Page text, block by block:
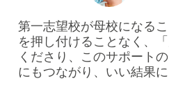
第一志望校が母校になる
を押し付けることなく、
くださり、このサポート
にもつながり、いい結果